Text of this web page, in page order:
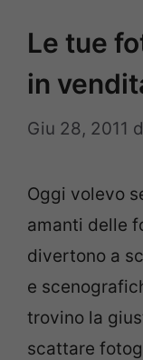
Le tue
in
Giu 28, 2011
Oggi volevo
amanti delle
divertono a
e
trovino la
scattare